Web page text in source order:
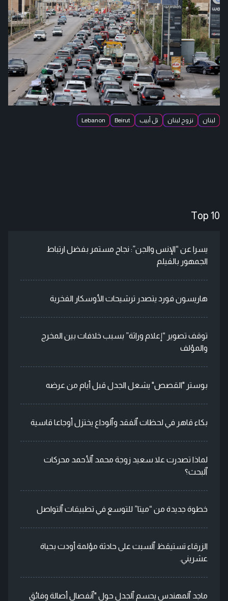
لبنان نزوح لبنان تل أبيب Beirut
Lebanon
Top 10
يسرا عن “الإنس والجن”: نجاح مستمر بفضل ارتباط
الجمهور بالفيلم
هاريسون فورد يتصدر ترشيحات الأوسكار الفخرية
توقف تصوير “إعلام وراثة” بسبب خلافات بين المخرج
والمؤلف
بوستر "القصص" يشعل الجدل قبل أيام من عرضه
بكاء قاهر في لحظات ٱلفقد وٱلوداع يختزل أوجاعا قاسية
لماذا تصدرت علا سعيد زوجة محمد ٱلأحمد محركات
ٱلبحث؟
خطوة جديدة من “ميتا” للتوسع في تطبيقات ٱلتواصل
الزرقاء تستيقظ ٱلسبت على حادثة مؤلمة أودت بحياة
عشريني.
ماجد ٱلمهندس يحسم ٱلجدل حول "ٱنفصال أصالة وفائق